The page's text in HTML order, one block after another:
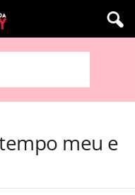
meu e